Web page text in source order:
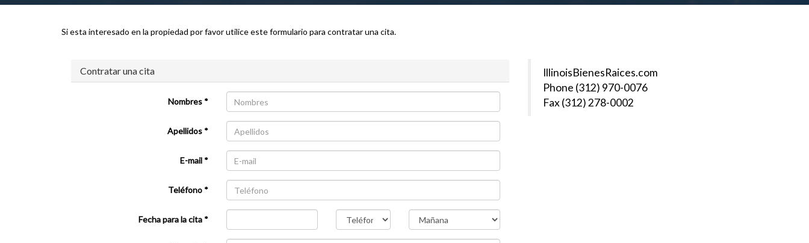
Si esta interesado en la propiedad por favor utilice este formulario para contratar una cita.
Contratar una cita
Nombres *
Apellidos *
E-mail *
Teléfono *
Fecha para la cita *
IllinoisBienesRaices.com
Phone (312) 970-0076
Fax (312) 278-0002